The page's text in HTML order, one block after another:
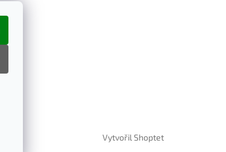
Vytvořil Shoptet